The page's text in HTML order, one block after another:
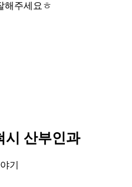
해주세요ㅎ
산부인과
기